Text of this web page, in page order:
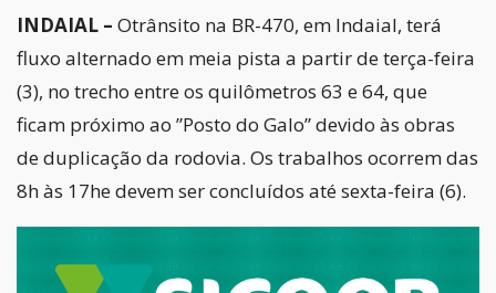
INDAIAL – Otrânsito na BR-470, em Indaial, terá
fluxo alternado em meia pista a partir de terça-feira
(3), no trecho entre os quilômetros 63 e 64, que
ficam próximo ao ”Posto do Galo” devido às obras
de duplicação da rodovia. Os trabalhos ocorrem das
8h às 17he devem ser concluídos até sexta-feira (6).